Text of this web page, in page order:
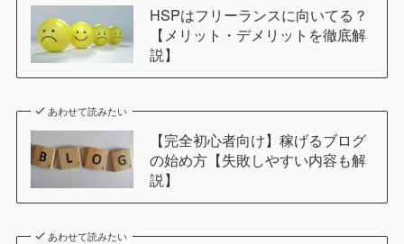
HSPはフリーランスに向いてる？
【メリット・デメリットを徹底解
説】
あわせて読みたい
【完全初心者向け】稼げるブログ
の始め方【失敗しやすい内容も解
説】
あわせて読みたい